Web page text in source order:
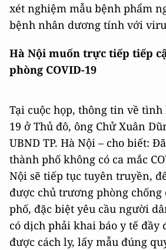
xét nghiệm mẫu bệnh phẩm
bệnh nhân dương tính với
Hà Nội muốn trực tiếp tiếp
phòng COVID-19
Tại cuộc họp, thông tin về tình
19 ở Thủ đô, ông Chử Xuân
UBND TP. Hà Nội – cho biết:
thành phố không có ca mắc
Nội sẽ tiếp tục tuyên truyền,
được chủ trương phòng chống
phố, đặc biệt yêu cầu người
có dịch phải khai báo y tế đầy
được cách ly, lấy mẫu đúng